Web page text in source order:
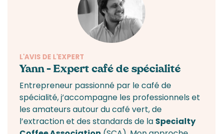
L'AVIS DE L'EXPERT
Yann – Expert café de spécialité
Entrepreneur passionné par lecafé de
spécialité, j’accompagne les professionnelset
les amateurs autour du café vert, de
l’extraction et des standards de la Specialty